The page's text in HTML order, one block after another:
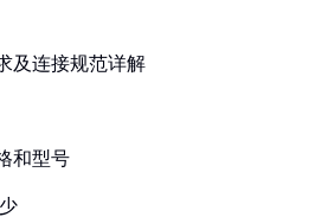
及连接规范详解
和型号